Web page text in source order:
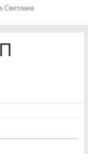
Светлана